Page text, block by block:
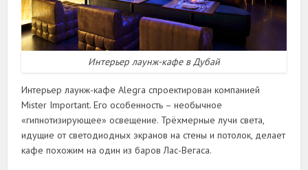
Интерьер лаунж-кафе в Дубай
Интерьер лаунж-кафе Alegra спроектирован компанией
Mister Important. Его особенность – необычное
«гипнотизирующее» освещение. Трёхмерные лучи света,
идущие от светодиодных экранов на стены и потолок, делает
кафе похожим на один из баров Лас-Вегаса.